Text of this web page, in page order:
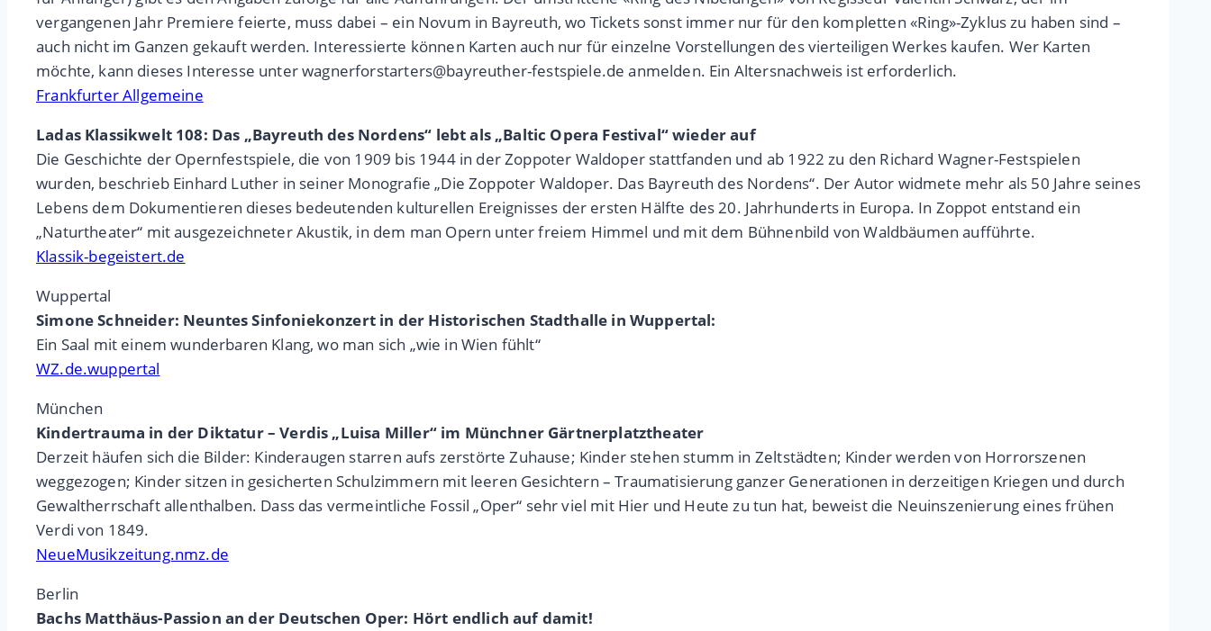
vergangenen Jahr Premiere feierte, muss dabei – ein Novum in Bayreuth, wo Tickets sonst immer nur für den kompletten «Ring»-Zyklus zu haben sind –
auch nicht im Ganzen gekauft werden. Interessierte können Karten auch nur für einzelne Vorstellungen des vierteiligen Werkes kaufen. Wer Karten
möchte, kann dieses Interesse unter wagnerforstarters@bayreuther-festspiele.de anmelden. Ein Altersnachweis ist erforderlich.
Frankfurter Allgemeine
Ladas Klassikwelt 108: Das „Bayreuth des Nordens“ lebt als „Baltic Opera Festival“ wieder auf
Die Geschichte der Opernfestspiele, die von 1909 bis 1944 in der Zoppoter Waldoper stattfanden und ab 1922 zu den Richard Wagner-Festspielen
wurden, beschrieb Einhard Luther in seiner Monografie „Die Zoppoter Waldoper. Das Bayreuth des Nordens“. Der Autor widmete mehr als 50 Jahre seines
Lebens dem Dokumentieren dieses bedeutenden kulturellen Ereignisses der ersten Hälfte des 20. Jahrhunderts in Europa. In Zoppot entstand ein
„Naturtheater“ mit ausgezeichneter Akustik, in dem man Opern unter freiem Himmel und mit dem Bühnenbild von Waldbäumen aufführte.
Klassik-begeistert.de
Wuppertal
Simone Schneider: Neuntes Sinfoniekonzert in der Historischen Stadthalle in Wuppertal:
Ein Saal mit einem wunderbaren Klang, wo man sich „wie in Wien fühlt“
WZ.de.wuppertal
München
Kindertrauma in der Diktatur – Verdis „Luisa Miller“ im Münchner Gärtnerplatztheater
Derzeit häufen sich die Bilder: Kinderaugen starren aufs zerstörte Zuhause; Kinder stehen stumm in Zeltstädten; Kinder werden von Horrorszenen
weggezogen; Kinder sitzen in gesicherten Schulzimmern mit leeren Gesichtern – Traumatisierung ganzer Generationen in derzeitigen Kriegen und durch
Gewaltherrschaft allenthalben. Dass das vermeintliche Fossil „Oper“ sehr viel mit Hier und Heute zu tun hat, beweist die Neuinszenierung eines frühen
Verdi von 1849.
NeueMusikzeitung.nmz.de
Berlin
Bachs Matthäus-Passion an der Deutschen Oper: Hört endlich auf damit!